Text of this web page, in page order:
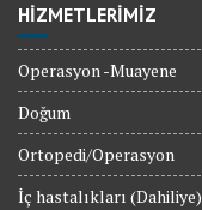
HİZMETLERİMİZ
Operasyon -Muayene
Doğum
Ortopedi/Operasyon
İç hastalıkları (Dahiliye)